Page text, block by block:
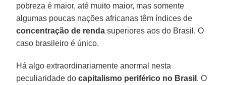
pobreza é maior, até muito maior, mas somente
algumas poucas nações africanas têm índices de
concentração de renda superiores aos do Brasil. O
caso brasileiro é único.
Há algo extraordinariamente anormal nesta
peculiaridade docapitalismo periférico no Brasil . O